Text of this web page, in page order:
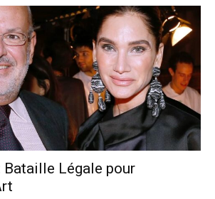
Bataille Légale pour